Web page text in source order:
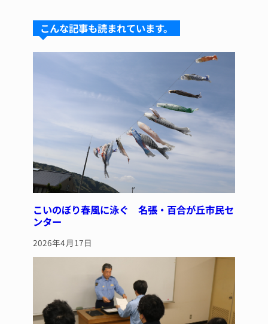
s
k
y
a
d
s
e
b
o
re
st
こんな記事も読まれています。
こいのぼり春風に泳ぐ 名張・百合が丘市民セ
ンター
2026年4月17日